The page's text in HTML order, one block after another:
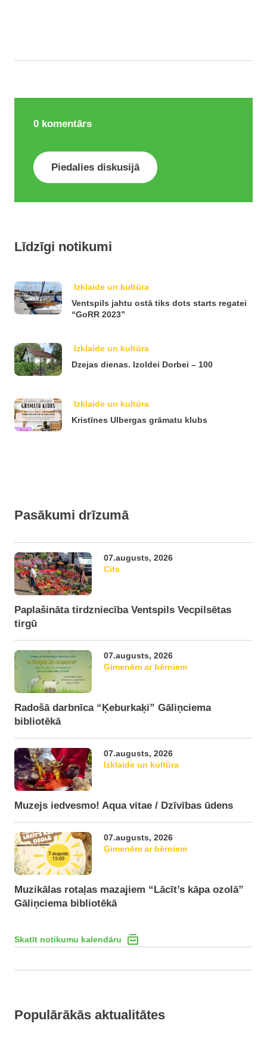
0 komentārs
Piedalies diskusijā
Līdzīgi notikumi
Izklaide un kultūra
Ventspils jahtu ostā tiks dots starts regatei
“GoRR 2023”
Izklaide un kultūra
Dzejas dienas. Izoldei Dorbei – 100
Izklaide un kultūra
Kristīnes Ulbergas grāmatu klubs
Pasākumi drīzumā
07.augusts, 2026
Cits
Paplašināta tirdzniecība Ventspils Vecpilsētas
tirgū
07.augusts, 2026
Ģimenēm ar bērniem
Radošā darbnīca “Ķeburkaķi” Gāliņciema
bibliotēkā
07.augusts, 2026
Izklaide un kultūra
Muzejs iedvesmo! Aqua vitae / Dzīvības ūdens
07.augusts, 2026
Ģimenēm ar bērniem
Muzikālas rotaļas mazajiem “Lācīt’s kāpa ozolā”
Gāliņciema bibliotēkā
Skatīt notikumu kalendāru
Populārākās aktualitātes